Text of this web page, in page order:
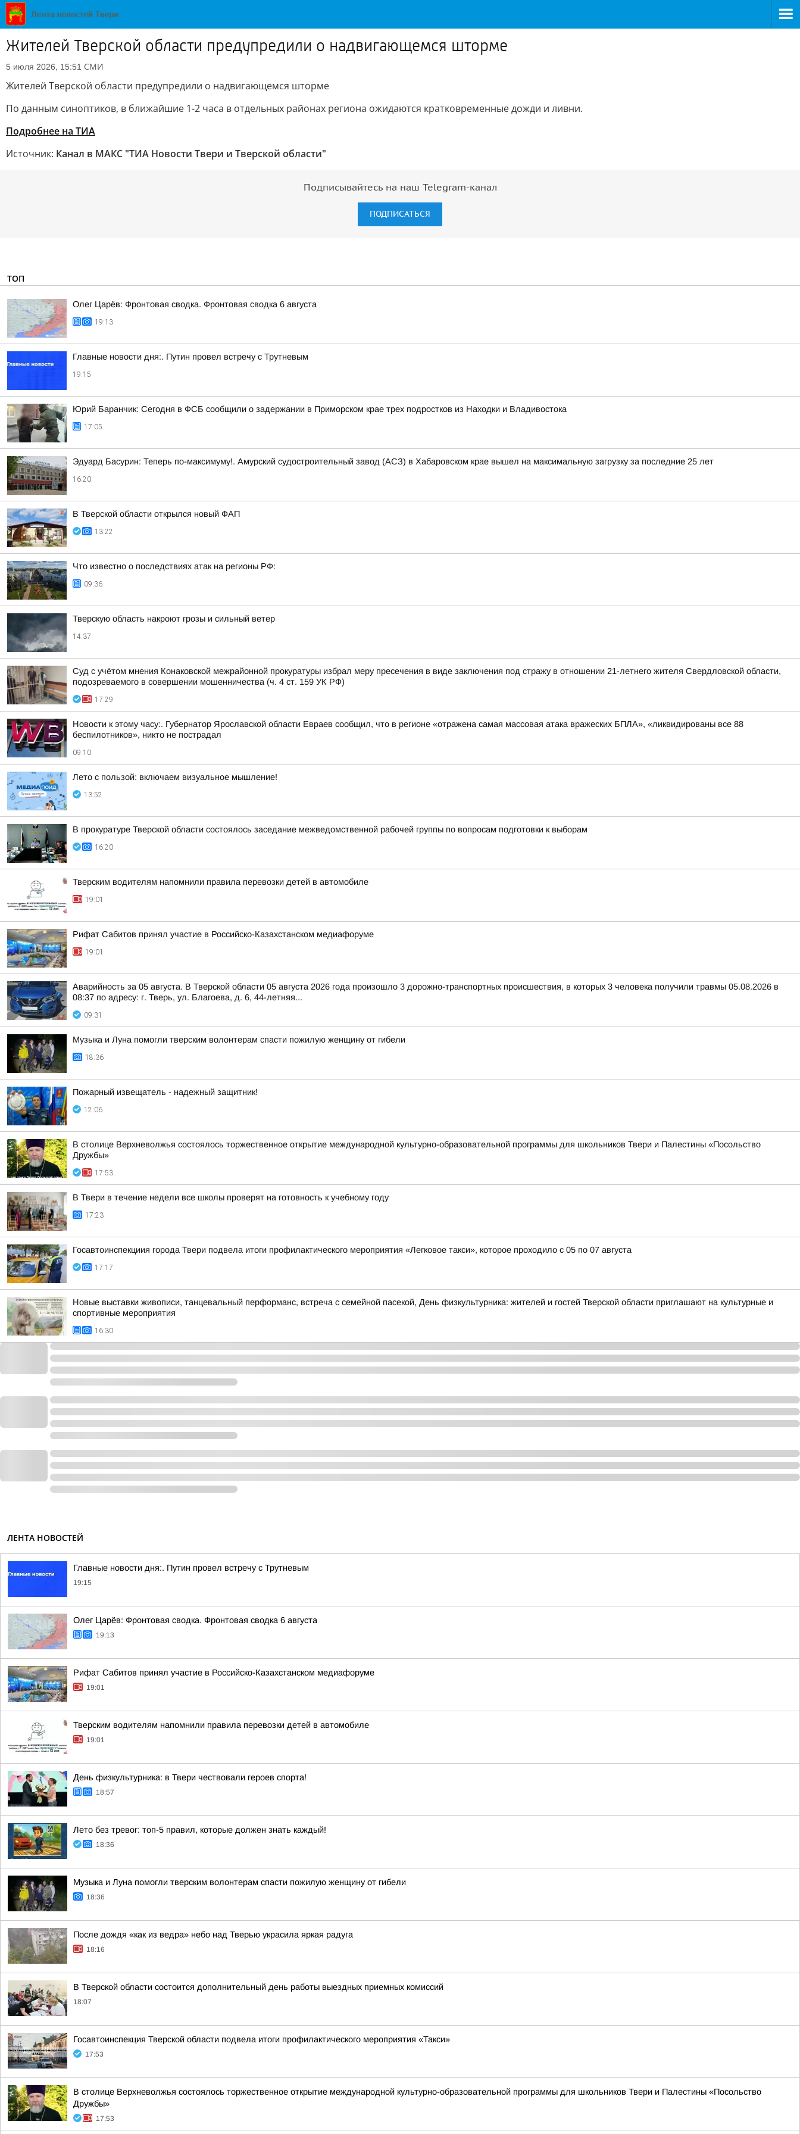
Жителей Тверской области предупредили о надвигающемся шторме
5 июля 2026, 15:51 СМИ
Жителей Тверской области предупредили о надвигающемся шторме
По данным синоптиков, в ближайшие 1-2 часа в отдельных районах региона ожидаются кратковременные дожди и ливни.
Подробнее на ТИА
Источник: Канал в МАКС "ТИА Новости Твери и Тверской области"
Подписывайтесь на наш Telegram-канал
ПОДПИСАТЬСЯ
ТОП
Олег Царёв: Фронтовая сводка. Фронтовая сводка 6 августа
19:13
Главные новости дня:. Путин провел встречу с Трутневым
19:15
Юрий Баранчик: Сегодня в ФСБ сообщили о задержании в Приморском крае трех подростков из Находки и Владивостока
17:05
Эдуард Басурин: Теперь по-максимуму!. Амурский судостроительный завод (АСЗ) в Хабаровском крае вышел на максимальную загрузку за последние 25 лет
16:20
В Тверской области открылся новый ФАП
13:22
Что известно о последствиях атак на регионы РФ:
09:36
Тверскую область накроют грозы и сильный ветер
14:37
Суд с учётом мнения Конаковской межрайонной прокуратуры избрал меру пресечения в виде заключения под стражу в отношении 21-летнего жителя Свердловской области,
подозреваемого в совершении мошенничества (ч. 4 ст. 159 УК РФ)
17:29
Новости к этому часу:. Губернатор Ярославской области Евраев сообщил, что в регионе «отражена самая массовая атака вражеских БПЛА», «ликвидированы все 88
беспилотников», никто не пострадал
09:10
Лето с пользой: включаем визуальное мышление!
13:52
В прокуратуре Тверской области состоялось заседание межведомственной рабочей группы по вопросам подготовки к выборам
16:20
Тверским водителям напомнили правила перевозки детей в автомобиле
19:01
Рифат Сабитов принял участие в Российско-Казахстанском медиафоруме
19:01
Аварийность за 05 августа. В Тверской области 05 августа 2026 года произошло 3 дорожно-транспортных происшествия, в которых 3 человека получили травмы 05.08.2026 в
08:37 по адресу: г. Тверь, ул. Благоева, д. 6, 44-летняя...
09:31
Музыка и Луна помогли тверским волонтерам спасти пожилую женщину от гибели
18:36
Пожaрный извещатель - надежный зaщитник!
12:06
В столице Верхневолжья состоялось торжественное открытие международной культурно-образовательной программы для школьников Твери и Палестины «Посольство
Дружбы»
17:53
В Твери в течение недели все школы проверят на готовность к учебному году
17:23
Госавтоинспекциия города Твери подвела итоги профилактического мероприятия «Легковое такси», которое проходило с 05 по 07 августа
17:17
Новые выставки живописи, танцевальный перформанс, встреча с семейной пасекой, День физкультурника: жителей и гостей Тверской области приглашают на культурные и
спортивные мероприятия
16:30
ЛЕНТА НОВОСТЕЙ
Главные новости дня:. Путин провел встречу с Трутневым
19:15
Олег Царёв: Фронтовая сводка. Фронтовая сводка 6 августа
19:13
Рифат Сабитов принял участие в Российско-Казахстанском медиафоруме
19:01
Тверским водителям напомнили правила перевозки детей в автомобиле
19:01
День физкультурника: в Твери чествовали героев спорта!
18:57
Лето без тревог: топ-5 правил, которые должен знать каждый!
18:36
Музыка и Луна помогли тверским волонтерам спасти пожилую женщину от гибели
18:36
После дождя «как из ведра» небо над Тверью украсила яркая радуга
18:16
В Тверской области состоится дополнительный день работы выездных приемных комиссий
18:07
Госавтоинспекция Тверской области подвела итоги профилактического мероприятия «Такси»
17:53
В столице Верхневолжья состоялось торжественное открытие международной культурно-образовательной программы для школьников Твери и Палестины «Посольство
Дружбы»
17:53